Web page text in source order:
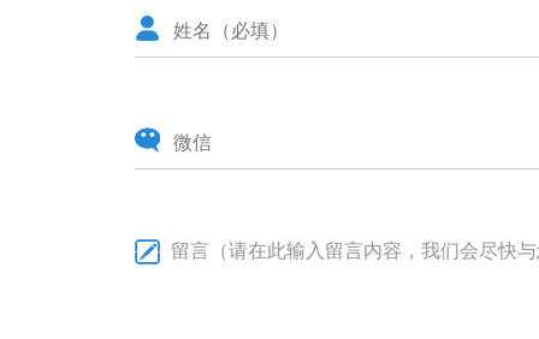
留言（请在此输入留言内容，我们会尽快与